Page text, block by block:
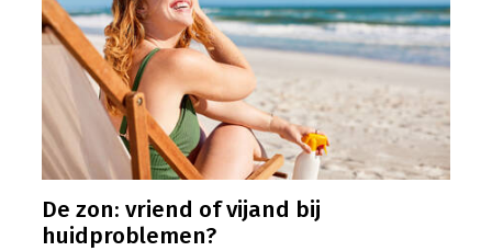
De zon: vriend of vijand bij
huidproblemen?